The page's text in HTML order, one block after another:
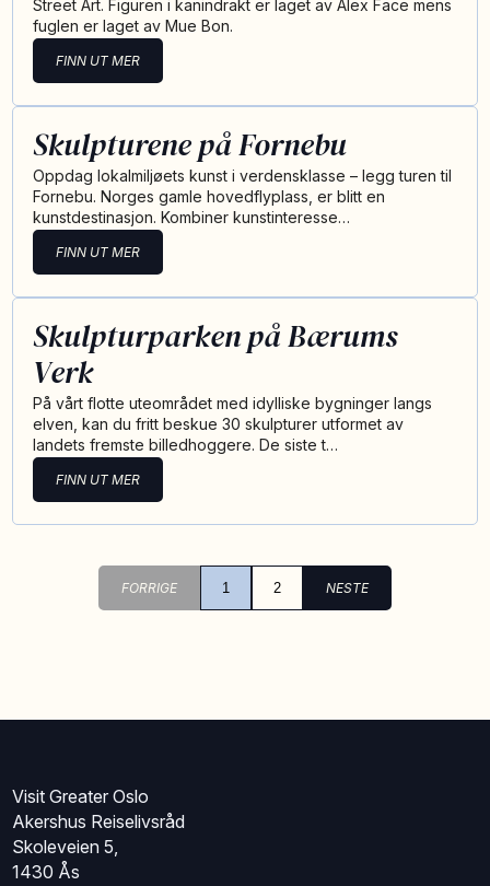
Street Art. Figuren i kanindrakt er laget av Alex Face mens
fuglen er laget av Mue Bon.
FINN UT MER
Skulpturene på Fornebu
Oppdag lokalmiljøets kunst i verdensklasse – legg turen til
Fornebu. Norges gamle hovedflyplass, er blitt en
kunstdestinasjon. Kombiner kunstinteresse…
FINN UT MER
Skulpturparken på Bærums
Verk
På vårt flotte uteområdet med idylliske bygninger langs
elven, kan du fritt beskue 30 skulpturer utformet av
landets fremste billedhoggere. De siste t…
FINN UT MER
FORRIGE 1 2 NESTE
Visit Greater Oslo
Akershus Reiselivsråd
Skoleveien 5,
1430 Ås